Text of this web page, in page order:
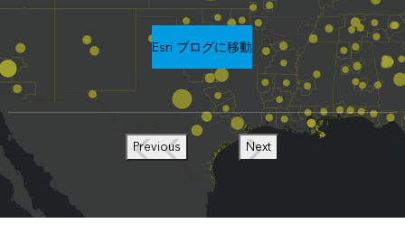
Esri ブログに移動
Previous Next